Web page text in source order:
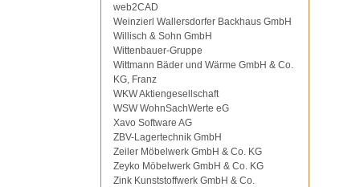
web2CAD
Weinzierl Wallersdorfer Backhaus GmbH
Willisch & Sohn GmbH
Wittenbauer-Gruppe
Wittmann Bäder und Wärme GmbH & Co.
KG, Franz
WKW Aktiengesellschaft
WSW WohnSachWerte eG
Xavo Software AG
ZBV-Lagertechnik GmbH
Zeiler Möbelwerk GmbH & Co. KG
Zeyko Möbelwerk GmbH & Co. KG
Zink Kunststoffwerk GmbH & Co.